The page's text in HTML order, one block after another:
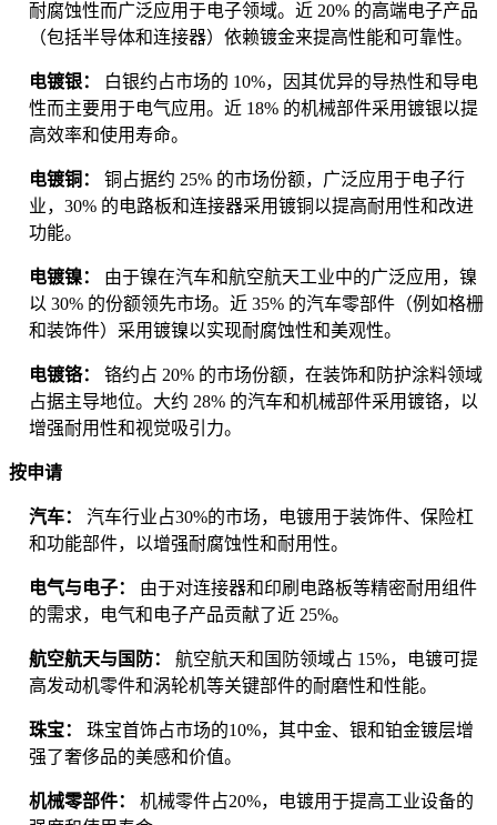
耐腐蚀性而广泛应用于电子领域。近 20% 的高端电子产品
（包括半导体和连接器）依赖镀金来提高性能和可靠性。
电镀银：
白银约占市场的 10%，因其优异的导热性和导电
性而主要用于电气应用。近 18% 的机械部件采用镀银以提
高效率和使用寿命。
电镀铜： 铜占据约 25% 的市场份额，广泛应用于电子行
业，30% 的电路板和连接器采用镀铜以提高耐用性和改进
功能。
电镀镍： 由于镍在汽车和航空航天工业中的广泛应用，镍
以 30% 的份额领先市场。近 35% 的汽车零部件（例如格栅
和装饰件）采用镀镍以实现耐腐蚀性和美观性。
电镀铬： 铬约占 20% 的市场份额，在装饰和防护涂料领域
占据主导地位。大约 28% 的汽车和机械部件采用镀铬，以
增强耐用性和视觉吸引力。
按申请
汽车： 汽车行业占30%的市场，电镀用于装饰件、保险杠
和功能部件，以增强耐腐蚀性和耐用性。
电气与电子： 由于对连接器和印刷电路板等精密耐用组件
的需求，电气和电子产品贡献了近 25%。
航空航天与国防： 航空航天和国防领域占 15%，电镀可提
高发动机零件和涡轮机等关键部件的耐磨性和性能。
珠宝： 珠宝首饰占市场的10%，其中金、银和铂金镀层增
强了奢侈品的美感和价值。
机械零部件： 机械零件占20%，电镀用于提高工业设备的